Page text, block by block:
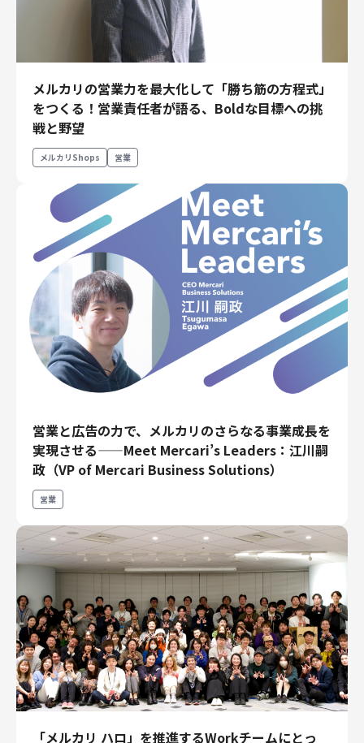
メルカリの営業力を最大化して「勝ち筋の方程式」
をつくる！営業責任者が語る、Boldな目標への挑
戦と野望
メルカリShops 営業
営業と広告の力で、メルカリのさらなる事業成長を
実現させる——Meet Mercari’s Leaders：江川嗣
政（VP of Mercari Business Solutions）
営業
「メルカリ ハロ」を推進するWorkチームにとっ